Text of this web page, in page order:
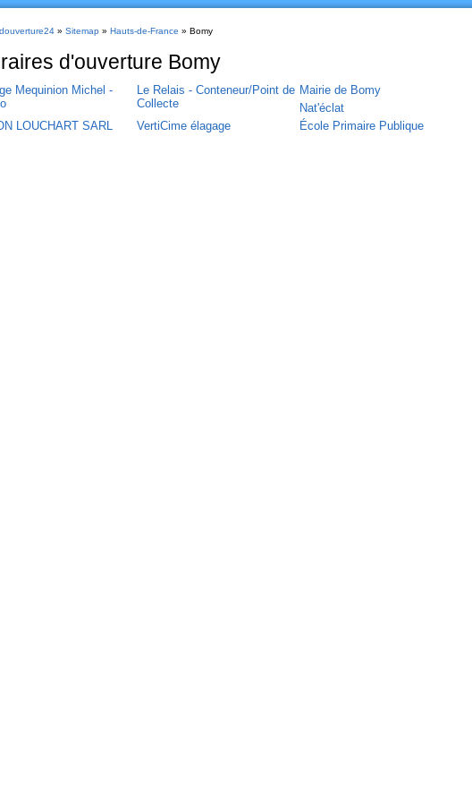
» Sitemap» Hauts-de-France » Bomy
d'ouverture Bomy
Mequinion Michel -
Le Relais - Conteneur/Point de
Collecte
Mairie de Bomy
Nat'éclat
LOUCHART SARL
VertiCime élagage École Primaire Publique